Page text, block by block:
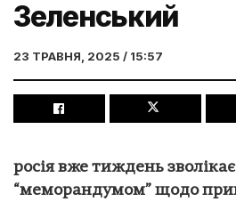
Зеленський
23 ТРАВНЯ, 2025 / 15:57
росія вже тиждень зволікає
“меморандумом” щодо